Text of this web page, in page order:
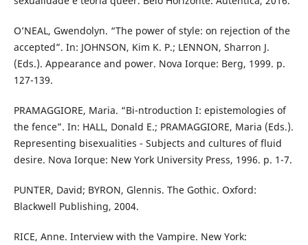
O’NEAL, Gwendolyn. “The power of style: on rejection of the
accepted”. In: JOHNSON, Kim K. P.; LENNON, Sharron J.
(Eds.). Appearance and power. Nova Iorque: Berg, 1999. p.
127-139.
PRAMAGGIORE, Maria. “Bi-ntroduction I: epistemologies of
the fence”. In: HALL, Donald E.; PRAMAGGIORE, Maria (Eds.).
Representing bisexualities - Subjects and cultures of fluid
desire. Nova Iorque: New York University Press, 1996. p. 1-7.
PUNTER, David; BYRON, Glennis. The Gothic. Oxford:
Blackwell Publishing, 2004.
RICE, Anne. Interview with the Vampire. New York: